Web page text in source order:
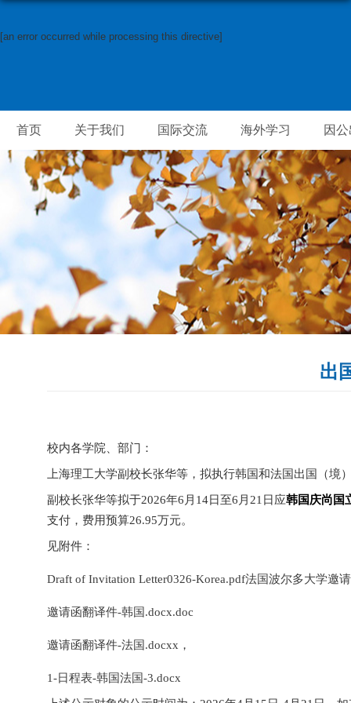
[an error occurred while processing this directive]
首页 关于我们 国际交流 海外学习 因
出
校内各学院、部门：
上海理工大学副校长张华等，拟执行韩国和法国出国（境
副校长张华等拟于2026年6 月 14日至6 月 21 日应韩国庆尚国
支付，费用预算26.95万元。
见附件：
Draft of Invitation Letter0326-Korea.pdf法国波尔多大学邀
邀请函翻译件-韩国.docx.doc
邀请函翻译件-法国.docxx ，
1-日程表-韩国法国-3.docx